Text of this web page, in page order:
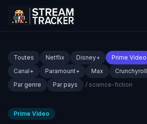
Toutes Netflix Disney+ Prime Video
Canal+
Paramount+ Max Crunchyroll
Par genre
Par pays / science-fiction
Prime Video